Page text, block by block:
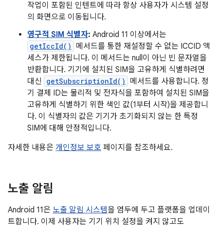
작업이 포함된 인텐트에 따라 항상 사용자가 시스템 설정
의 화면으로 이동됩니다.
영구적 SIM 식별자: Android 11 이상에서는
getIccId()
메서드를 통한 재설정할 수 없는 ICCID 액
세스가 제한됩니다. 이 메서드는 null이 아닌 빈 문자열을
반환합니다. 기기에 설치된 SIM을 고유하게 식별하려면
대신 getSubscriptionId()
메서드를 사용합니다. 정
기 결제 ID는 물리적 및 전자식을 포함하여 설치된 SIM을
고유하게 식별하기 위한 색인 값(1부터 시작)을 제공합니
다. 이 식별자의 값은 기기가 초기화되지 않는 한 특정
SIM에 대해 안정적입니다.
자세한 내용은 개인정보 보호 페이지를 참조하세요.
노출 알림
Android 11은 노출 알림 시스템을 염두에 두고 플랫폼을 업데이
트합니다. 이제 사용자는 기기 위치 설정을 켜지 않고도